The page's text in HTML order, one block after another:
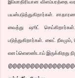
இம்மாதிரியான விளம்பரத்தை
பயன்படுத்துகிறார்கள்.
வைத்து ஷூட்
படுத்துகிறார்கள். லைட்
என ப்ளெஸண்டாய் இருக்கிறது